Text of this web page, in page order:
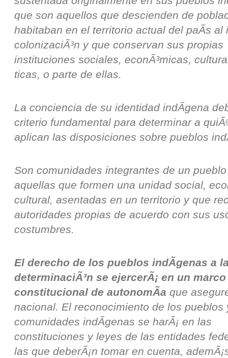
que son aquellos que descienden de
habitaban en el territorio actual del paÃ­s al
colonizaciÃ³n y que conservan sus propias
instituciones sociales, econÃ³micas,
ticas, o parte de ellas.
La conciencia de su identidad indÃ­gena
criterio fundamental para determinar a
aplican las disposiciones sobre pueblos
Son comunidades integrantes de un
aquellas que formen una unidad social,
cultural, asentadas en un territorio y que
autoridades propias de acuerdo con sus
costumbres.
El derecho de los pueblos indÃ­genas a
determinaciÃ³n se ejercerÃ¡ en un marco
constitucional de autonomÃ­a que
nacional. El reconocimiento de los pueblos
comunidades indÃ­genas se harÃ¡ en las
constituciones y leyes de las entidades
las que deberÃ¡n tomar en cuenta,